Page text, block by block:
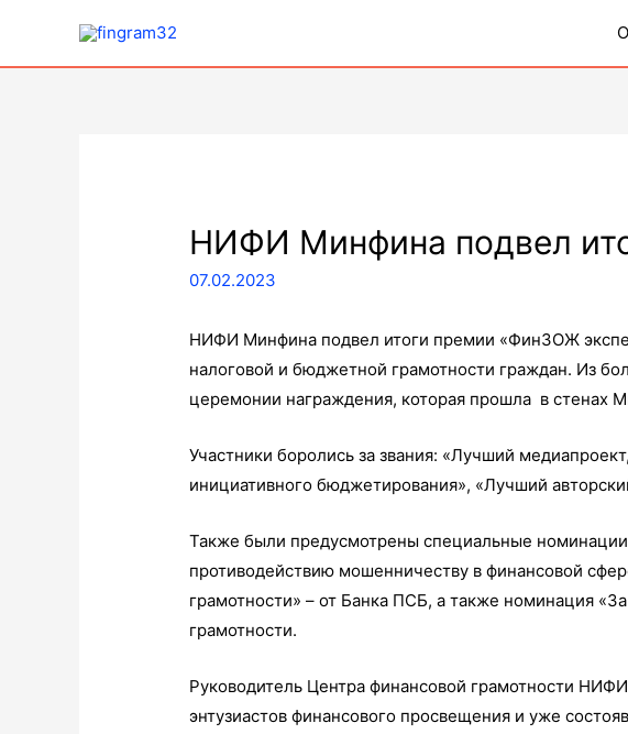
НИФИ Минфина подвел
07.02.2023
НИФИ Минфина подвел итоги премии «ФинЗОЖ
налоговой и бюджетной грамотности граждан. Из
церемонии награждения, которая прошла в стенах
Участники боролись за звания: «Лучший
инициативного бюджетирования», «Лучший
Также были предусмотрены специальные
противодействию мошенничеству в финансовой
грамотности» – от Банка ПСБ, а также номинация
грамотности.
Руководитель Центра финансовой грамотности
энтузиастов финансового просвещения и уже